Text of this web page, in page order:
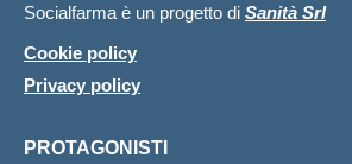
Socialfarma è un progetto di Sanità Srl
Cookie policy
Privacy policy
PROTAGONISTI